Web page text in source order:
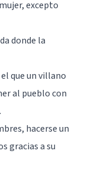
excepto
donde la
que un villano
al pueblo con
hacerse un
gracias a su